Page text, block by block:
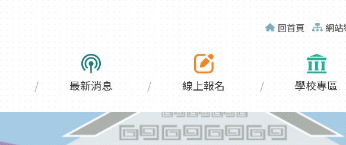
回首頁 網站
最新消息 線上報名 學校專區